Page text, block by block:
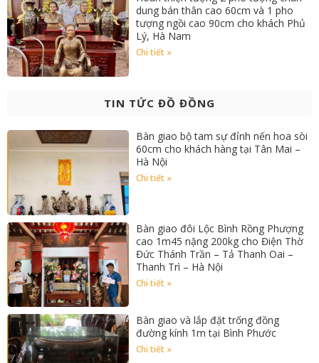
dung bán thân cao 60cm và 1 pho
tượng ngồi cao 90cm cho khách Phủ
Lý, Hà Nam
Chi tiết »
TIN TỨC ĐỒ ĐỒNG
Bàn giao bộ tam sự đỉnh nến hoa sòi
60cm cho khách hàng tại Tân Mai –
Hà Nội
Chi tiết »
Bàn giao đôi Lộc Bình Rồng Phượng
cao 1m45 nặng 200kg cho Điện Thờ
Đức Thánh Trần – Tả Thanh Oai –
Thanh Trì – Hà Nội
Chi tiết »
Bàn giao và lắp đặt trống đồng
đường kính 1m tại Bình Phước
Chi tiết »